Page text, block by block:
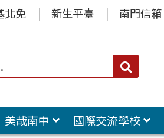
北免 新生平臺 南門信箱
搜
美哉南中 國際交流學校